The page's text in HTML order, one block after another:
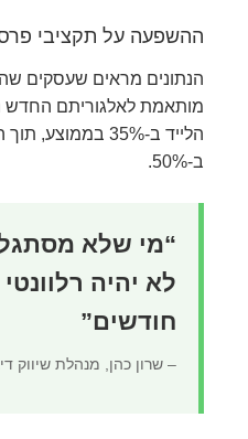
ההשפעה על תקציבי
הנתונים מראים שעסקים
מותאמת לאלגוריתם החדש
הלייד ב-35%
ב-50%.
“מי שלא
לא יהיה
חודשים”
– שרון כהן, מנהלת שיווק